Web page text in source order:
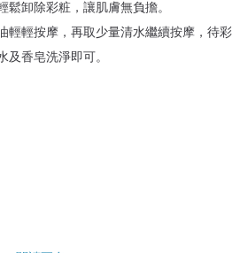
卸除彩粧，讓肌膚無負擔。
輕輕按摩，再取少量清水繼續按摩，待彩
香皂洗淨即可。